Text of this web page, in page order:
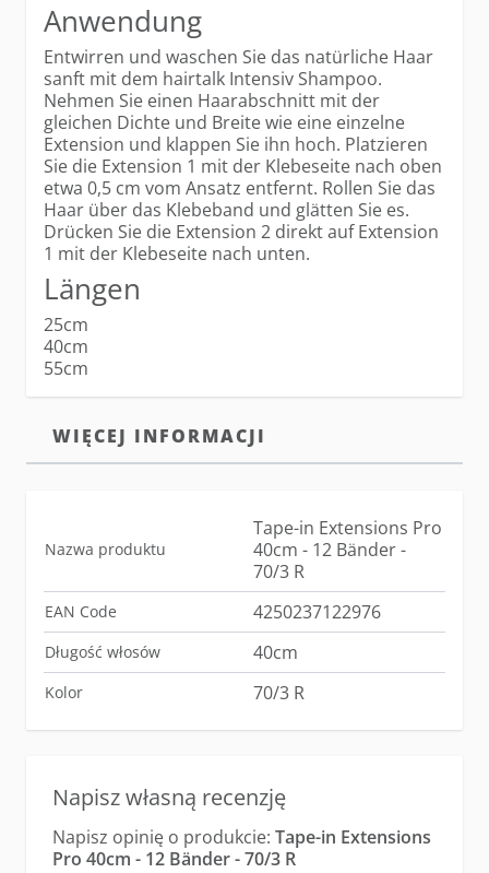
Anwendung
Entwirren und waschen Sie das natürliche Haar
sanft mit dem hairtalk Intensiv Shampoo.
Nehmen Sie einen Haarabschnitt mit der
gleichen Dichte und Breite wie eine einzelne
Extension und klappen Sie ihn hoch. Platzieren
Sie die Extension 1 mit der Klebeseite nach oben
etwa 0,5 cm vom Ansatz entfernt. Rollen Sie das
Haar über das Klebeband und glätten Sie es.
Drücken Sie die Extension 2 direkt auf Extension
1 mit der Klebeseite nach unten.
Längen
25cm
40cm
55cm
WIĘCEJ INFORMACJI
Nazwa produktu
Tape-in Extensions Pro
40cm - 12 Bänder -
70/3 R
EAN Code 4250237122976
Długość włosów 40cm
Kolor 70/3 R
Napisz własną recenzję
Napisz opinię o produkcie: Tape-in Extensions
Pro 40cm - 12 Bänder - 70/3 R